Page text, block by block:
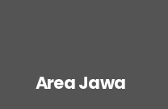
Area Jawa